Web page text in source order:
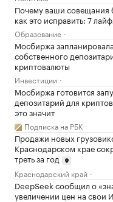
Почему ваши совещания
как это исправить: 7
Образование
Мосбиржа
собственного
криптовалюты
Инвестиции
Мосбиржа готовится
депозитарий для
это значит
Подписка на РБК
Продажи новых
Краснодарском крае
треть за год
Краснодарский край
DeepSeek сообщил о
увеличении цен на свои